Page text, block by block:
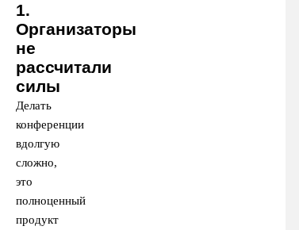
1.
Организаторы
не
рассчитали
силы
Делать
конференции
вдолгую
сложно,
это
полноценный
продукт